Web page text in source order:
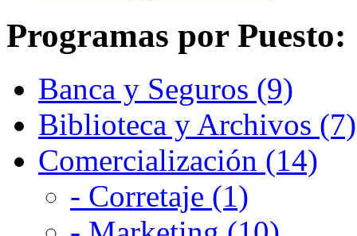
Programas por Puesto:
Banca y Seguros (9)
Biblioteca y Archivos (7)
Comercialización (14)
- Corretaje (1)